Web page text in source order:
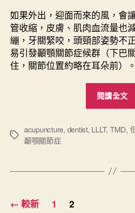
如果外出，迎面而來的風，會
管收縮，皮膚、肌肉血流量也
繃，牙關緊咬，頭頸部姿勢不
易引發顳顎關節症候群（下巴
住，關節位置約略在耳朵前）。
閱讀全文
標
acupuncture, dentist, LLLT, TMD,
顳顎關節症
文
← 較新 1 2